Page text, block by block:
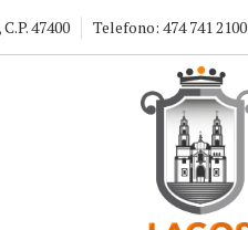
47400 Telefono: 474 741 2100